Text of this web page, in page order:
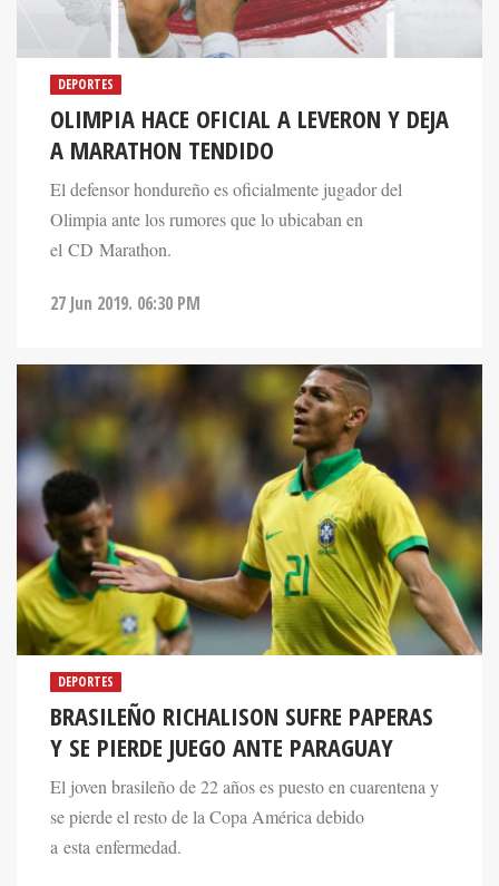
DEPORTES
OLIMPIA HACE OFICIAL A LEVERON Y DEJA
A MARATHON TENDIDO
El defensor hondureño es oficialmente jugador del
Olimpia ante los rumores que lo ubicaban en
el CD Marathon.
27 Jun 2019. 06:30 PM
DEPORTES
BRASILEÑO RICHALISON SUFRE PAPERAS
Y SE PIERDE JUEGO ANTE PARAGUAY
El joven brasileño de 22 años es puesto en cuarentena y
se pierde el resto de la Copa América debido
a esta enfermedad.